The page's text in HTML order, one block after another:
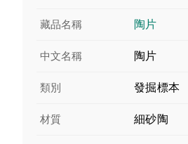
藏品名稱 陶片
中文名稱 陶片
類別 發掘標本
材質 細砂陶